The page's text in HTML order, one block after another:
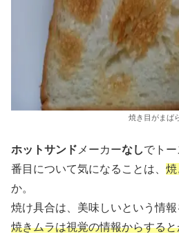
焼き目がまば
ホットサンド メーカーなしでト
番目について気になることは、 焼
か。
焼け具合は、美味しいという情報
焼きムラは視覚の情報からする